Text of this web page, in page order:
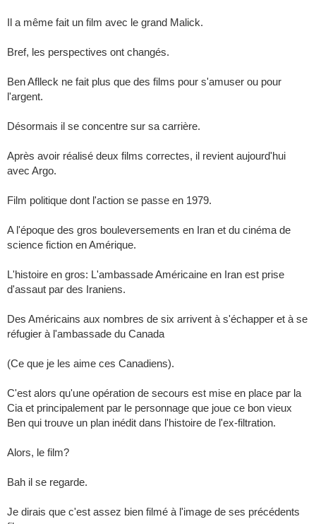
Il a même fait un film avec le grand Malick.
Bref, les perspectives ont changés.
Ben Aflleck ne fait plus que des films pour s'amuser ou pour
l'argent.
Désormais il se concentre sur sa carrière.
Après avoir réalisé deux films correctes, il revient aujourd'hui
avec Argo.
Film politique dont l'action se passe en 1979.
A l'époque des gros bouleversements en Iran et du cinéma de
science fiction en Amérique.
L'histoire en gros: L'ambassade Américaine en Iran est prise
d'assaut par des Iraniens.
Des Américains aux nombres de six arrivent à s'échapper et à se
réfugier à l'ambassade du Canada
(Ce que je les aime ces Canadiens).
C'est alors qu'une opération de secours est mise en place par la
Cia et principalement par le personnage que joue ce bon vieux
Ben qui trouve un plan inédit dans l'histoire de l'ex-filtration.
Alors, le film?
Bah il se regarde.
Je dirais que c'est assez bien filmé à l'image de ses précédents